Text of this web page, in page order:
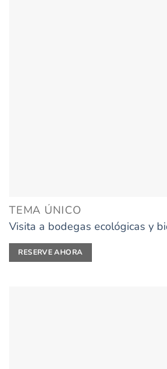
TEMA ÚNICO
Visita a bodegas ecológicas y
RESERVE AHORA